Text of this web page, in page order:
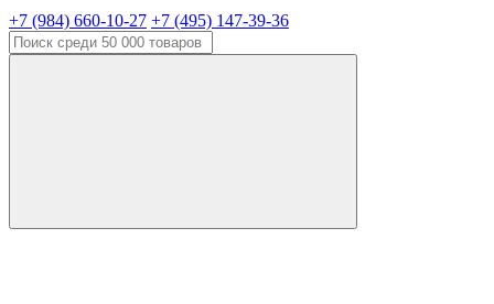
+7 (984) 660-10-27 +7 (495) 147-39-36